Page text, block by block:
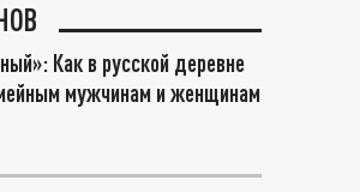
Как в русской деревне
мужчинам и женщинам